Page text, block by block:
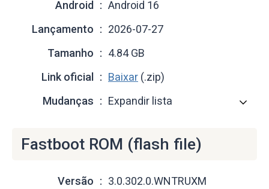
Android
Android 16
Lançamento
2026-07-27
Tamanho
4.84 GB
Link oficial
Baixar (.zip)
Mudanças
Expandir lista
Fastboot ROM (flash file)
Versão
3.0.302.0.WNTRUXM